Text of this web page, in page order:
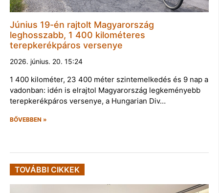
Június 19-én rajtolt Magyarország
leghosszabb, 1 400 kilométeres
terepkerékpáros versenye
2026. június. 20. 15:24
1 400 kilométer, 23 400 méter szintemelkedés és 9 nap a
vadonban: idén is elrajtol Magyarország legkeményebb
terepkerékpáros versenye, a Hungarian Div…
BŐVEBBEN »
TOVÁBBI CIKKEK